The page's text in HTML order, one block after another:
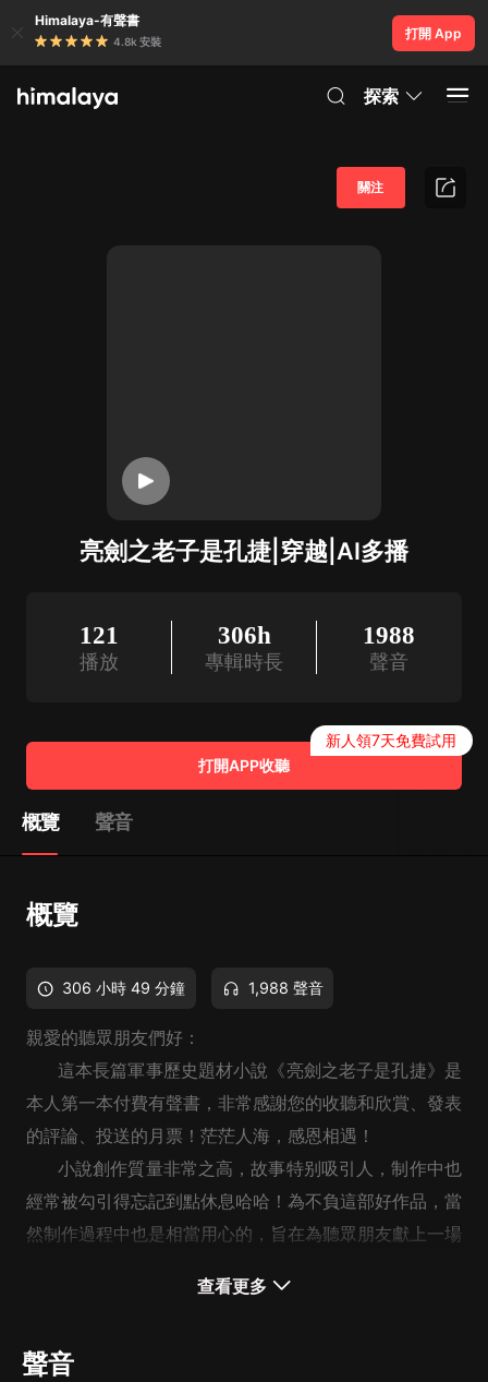
Himalaya-有聲書
4.8k 安裝
打開 App
探索
亮劍之老子是孔捷|穿越|AI多播
關注
121
播放
306h
專輯時長
1988
聲音
打開APP收聽
新人領7天免費試用
概覽 聲音
概覽
306 小時 49 分鐘 1,988 聲音
親愛的聽眾朋友們好：
這本長篇軍事歷史題材小說《亮劍之老子是孔捷》是
本人第一本付費有聲書，非常感謝您的收聽和欣賞、發表
的評論、投送的月票！茫茫人海，感恩相遇！
小說創作質量非常之高，故事特别吸引人，制作中也
經常被勾引得忘記到點休息哈哈！為不負這部好作品，當
然制作過程中也是相當用心的，旨在為聽眾朋友獻上一場
作者孔傑穿越來到亮劍世界對孔捷並不陌生，反而是
大的不同，超高的戰略戰術等綜合能力帶來了強大的自信
查看更多
聲音